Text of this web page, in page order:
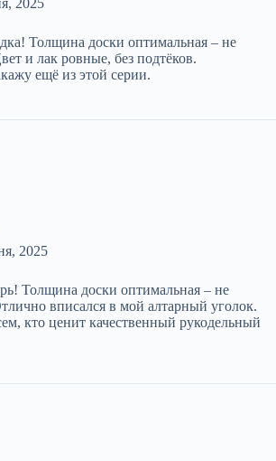
2025
Толщина доски оптимальная – не
и лак ровные, без подтёков.
ещё из этой серии.
2025
Толщина доски оптимальная – не
вписался в мой алтарный уголок.
кто ценит качественный рукодельный